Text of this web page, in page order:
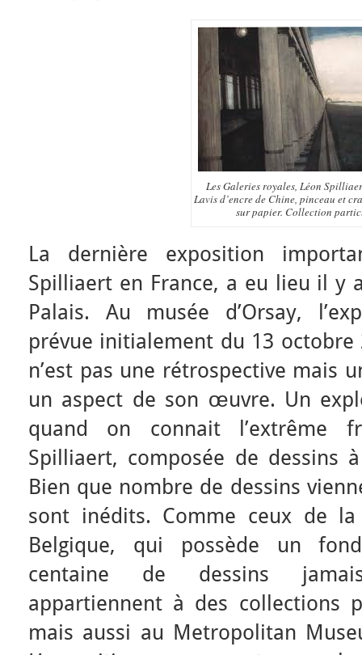
Les Galeries royales, Léon
Lavis d’encre de Chine, pinceau et
sur papier. Collection
La dernière exposition
Spilliaert en France, a eu lieu il y
Palais. Au musée d’Orsay,
prévue initialement du 13 octobre
n’est pas une rétrospective mais
un aspect de son œuvre. Un
quand on connait l’extrême
Spilliaert, composée de dessins
Bien que nombre de dessins
sont inédits. Comme ceux de
Belgique, qui possède un
centaine de dessins
appartiennent à des collections
mais aussi au Metropolitan